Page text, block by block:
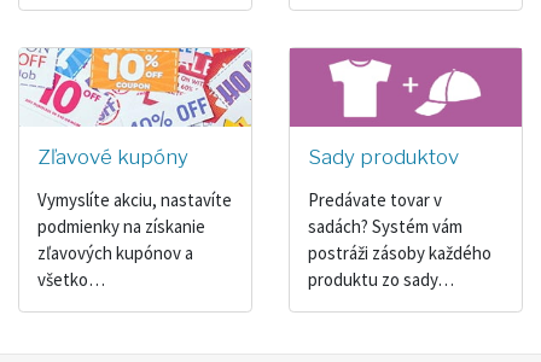
Zľavové kupóny
Vymyslíte akciu, nastavíte
podmienky na získanie
zľavových kupónov a
všetko…
Sady produktov
Predávate tovar v
sadách? Systém vám
postráži zásoby každého
produktu zo sady…